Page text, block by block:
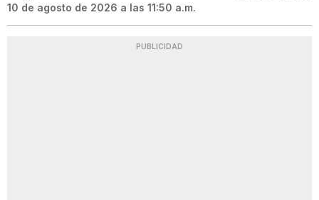
10 de agosto de 2026 a las 11:50 a.m.
PUBLICIDAD